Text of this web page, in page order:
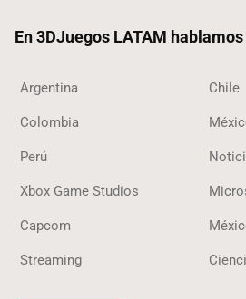
En 3DJuegos LATAM
Argentina Chile
Colombia
Perú
Xbox Game Studios
Capcom
Streaming